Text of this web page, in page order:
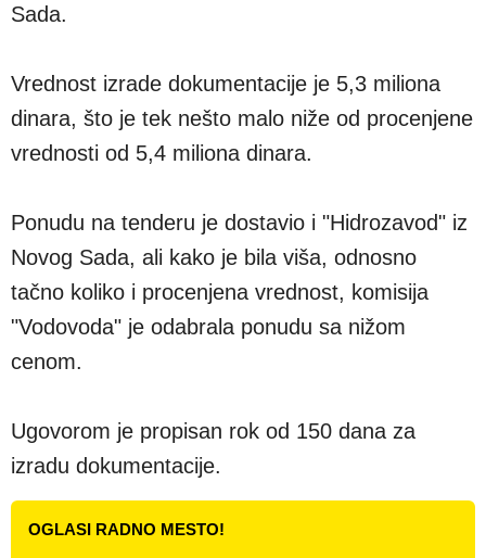
Sada.
Vrednost izrade dokumentacije je 5,3 miliona
dinara, što je tek nešto malo niže od procenjene
vrednosti od 5,4 miliona dinara.
Ponudu na tenderu je dostavio i "Hidrozavod" iz
Novog Sada, ali kako je bila viša, odnosno
tačno koliko i procenjena vrednost, komisija
"Vodovoda" je odabrala ponudu sa nižom
cenom.
Ugovorom je propisan rok od 150 dana za
izradu dokumentacije.
OGLASI RADNO MESTO!